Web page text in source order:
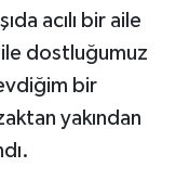
acılı bir aile
ile dostluğumuz
bir
yakından